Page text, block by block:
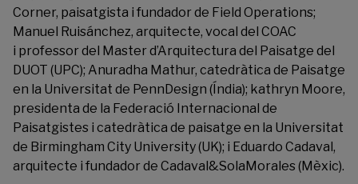
Corner, paisatgista i fundador de Field Operations;
Manuel Ruisánchez, arquitecte, vocal del COAC
i professor del Master d’Arquitectura del Paisatge del
DUOT (UPC); Anuradha Mathur, catedràtica de Paisatge
en la Universitat de PennDesign (Índia); kathryn Moore,
presidenta de la Federació Internacional de
Paisatgistes i catedràtica de paisatge en la Universitat
de Birmingham City University (UK); i Eduardo Cadaval,
arquitecte i fundador de Cadaval&SolaMorales (Mèxic).